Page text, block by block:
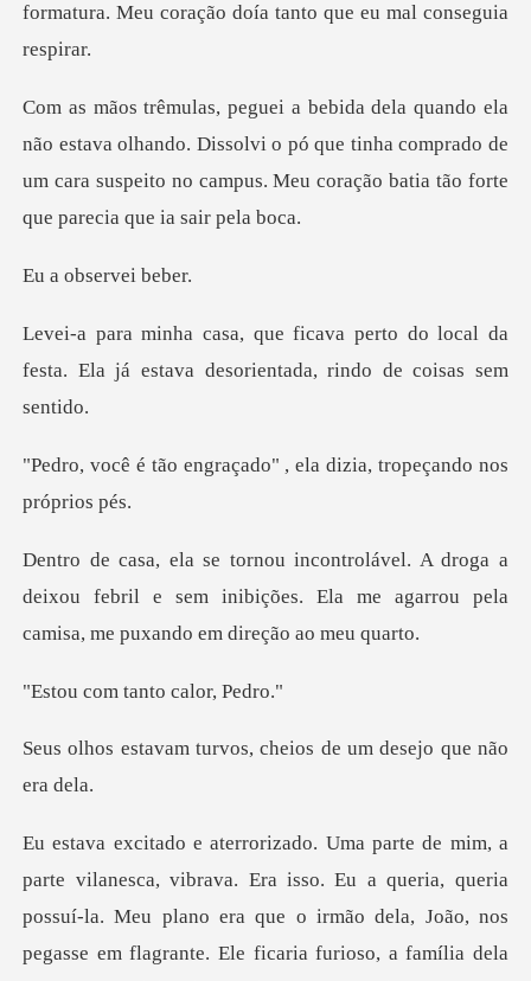
formatura. Meu coração do
lhando. Dissolvi o pó que tinha comprado de
um cara suspeito no ca
bserve
to do local da
festa. Ela já estava des
açado" , ela dizia, trop
ga a
deixou febril e sem inibições. Ela me agarrou
tanto calo
rvos, cheios de um de
a, queria
possuí-la. Meu plano era que o irmão dela, João, nos
pegasse em flagrante. Ele ficaria furi